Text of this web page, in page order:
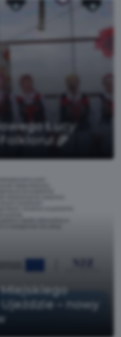
Łucy
🌾
– nowy